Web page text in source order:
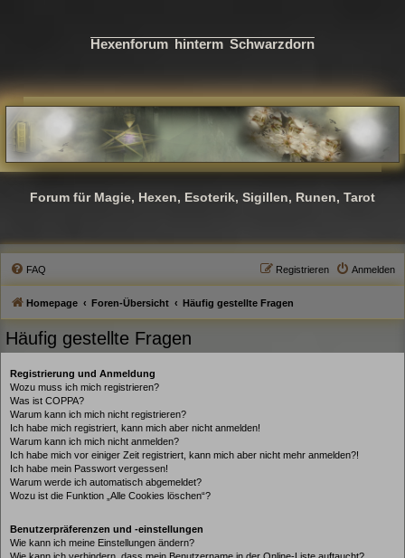
Hexenforum hinterm Schwarzdorn
Forum für Magie, Hexen, Esoterik, Sigillen, Runen, Tarot
FAQ Anmelden
Registrieren
Homepage Foren-Übersicht Häufig gestellte Fragen
Häufig gestellte Fragen
Registrierung und Anmeldung
Wozu muss ich mich registrieren?
Was ist COPPA?
Warum kann ich mich nicht registrieren?
Ich habe mich registriert, kann mich aber nicht anmelden!
Warum kann ich mich nicht anmelden?
Ich habe mich vor einiger Zeit registriert, kann mich aber nicht mehr anmelden?!
Ich habe mein Passwort vergessen!
Warum werde ich automatisch abgemeldet?
Wozu ist die Funktion „Alle Cookies löschen“?
Benutzerpräferenzen und -einstellungen
Wie kann ich meine Einstellungen ändern?